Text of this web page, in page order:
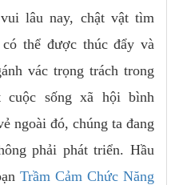
lâu nay, chật vật tìm
thể được thúc đẩy và
vác trọng trách trong
sống xã hội bình
ngoài đó, chúng ta đang
phải phát triển. Hầu
Trầm Cảm Chức Năng